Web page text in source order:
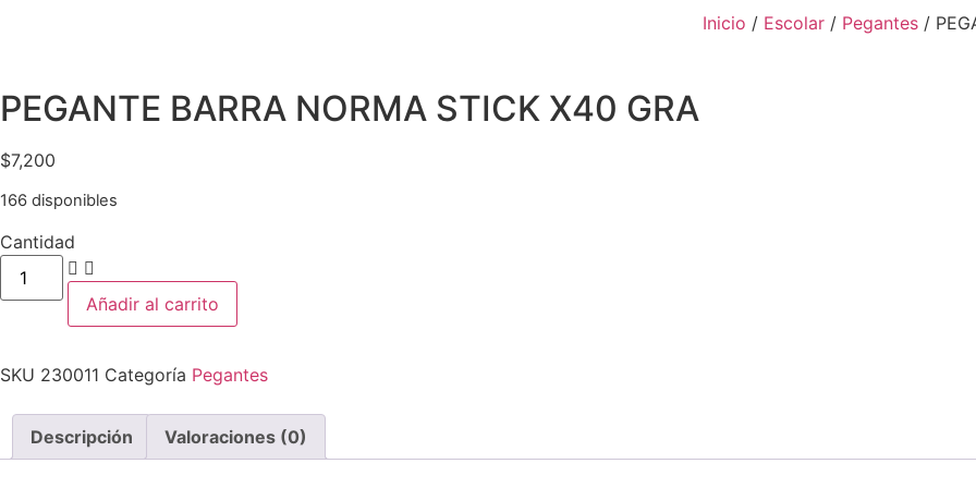
Inicio / Escolar / Pegantes /
PEGANTE BARRA NORMA STICK X40 GRA
$7,200
166 disponibles
Cantidad
PEGANTE
BARRA
NORMA
cantidad
Añadir al carrito
SKU 230011 Categoría Pegantes
Descripción Valoraciones (0)